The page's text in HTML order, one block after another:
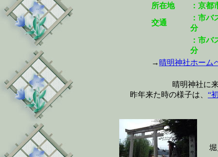
所在地 ：京都
交通
：市
分
：市
分
→ 晴明神社ホーム
晴明神社に
昨年来た時の様子は、 “
堀